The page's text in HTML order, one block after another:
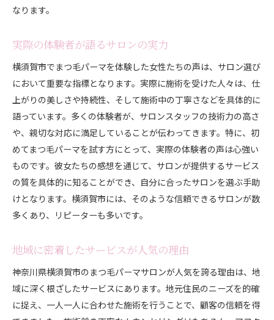
なります。
実際の体験者が語るサロンの実力
横須賀市でまつ毛パーマを体験した女性たちの声は、サロン選び
において重要な指標となります。実際に施術を受けた人々は、仕
上がりの美しさや持続性、そして施術中の丁寧さなどを具体的に
語っています。多くの体験者が、サロンスタッフの技術力の高さ
や、親切な対応に満足していることが伝わってきます。特に、初
めてまつ毛パーマを試す方にとって、実際の体験者の声は心強い
ものです。彼女たちの感想を通じて、サロンが提供するサービス
の質を具体的に知ることができ、自分に合ったサロンを選ぶ手助
けとなります。横須賀市には、そのような信頼できるサロンが数
多くあり、リピーターも多いです。
地域に密着したサービスが人気の理由
神奈川県横須賀市のまつ毛パーマサロンが人気を誇る理由は、地
域に深く根ざしたサービスにあります。地元住民のニーズを的確
に捉え、一人一人に合わせた施術を行うことで、顧客の信頼を得